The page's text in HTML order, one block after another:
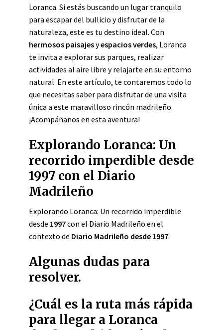
Loranca. Si estás buscando un lugar tranquilo
para escapar del bullicio y disfrutar de la
naturaleza, este es tu destino ideal. Con
hermosos paisajesyespacios verdes, Loranca
te invita a explorar sus parques, realizar
actividades al aire libre y relajarte en su entorno
natural. En este artículo, te contaremos todo lo
que necesitas saber para disfrutar de una visita
única a este maravilloso rincón madrileño.
¡Acompáñanos en esta aventura!
Explorando Loranca: Un
recorrido imperdible desde
1997 con el Diario
Madrileño
Explorando Loranca: Un recorrido imperdible
desde 1997con el Diario Madrileño en el
contexto de Diario Madrileño desde 1997.
Algunas dudas para
resolver.
¿Cuál es la ruta más rápida
para llegar a Loranca